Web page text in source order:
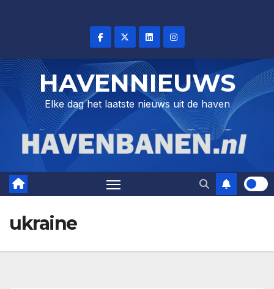
HAVENNIEUWS
Elke dag het laatste nieuws uit de haven
ukraine